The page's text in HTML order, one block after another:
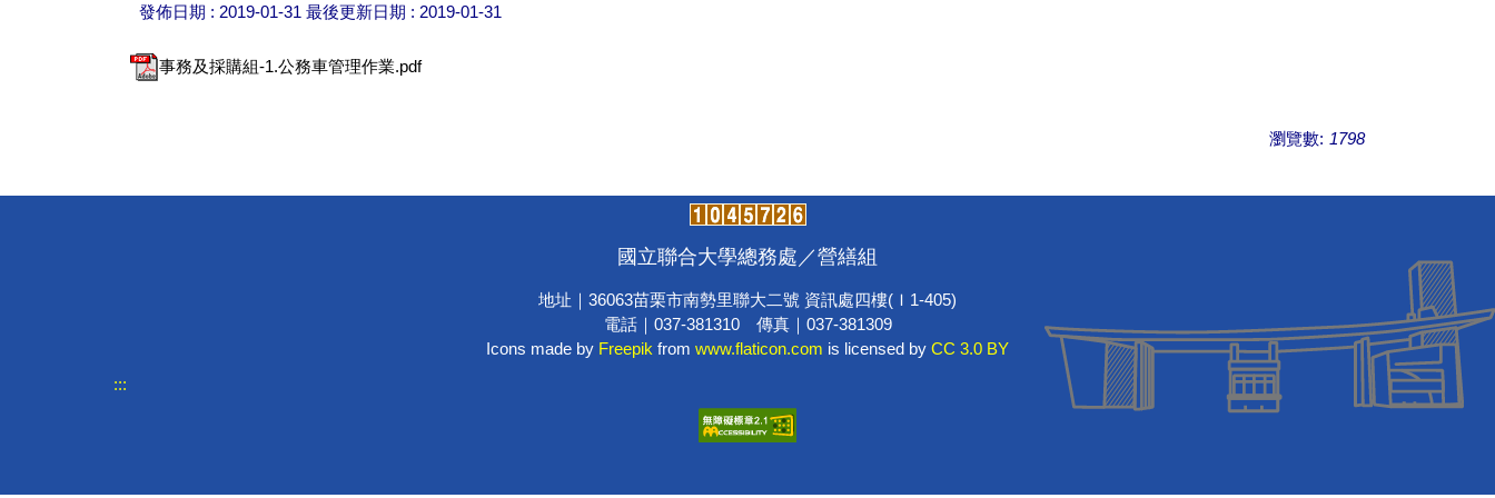
發佈日期 : 2019-01-31 最後更新日期 : 2019-01-31
事務及採購組-1.公務車管理作業.pdf
瀏覽數: 1798
國立聯合大學總務處／營繕組
地址｜36063苗栗市南勢里聯大二號 資訊處四樓(Ｉ1-405)
電話｜037-381310 傳真｜037-381309
Icons made by Freepik from www.flaticon.com is licensed by CC 3.0 BY
:::